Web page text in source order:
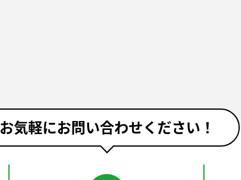
お気軽にお問い合わせください！